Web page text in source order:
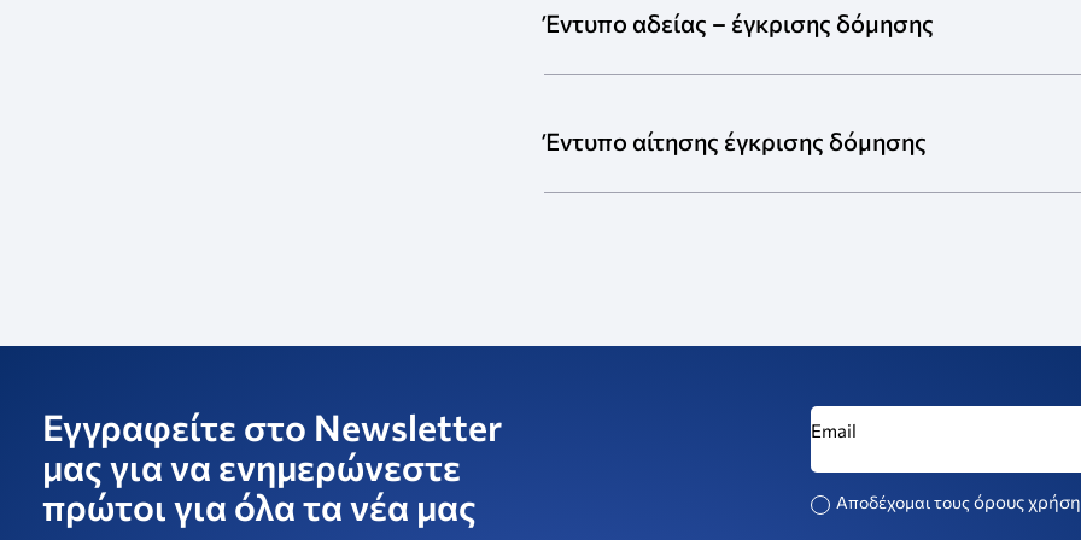
Έντυπο αδείας – έγκρισης δόμησης
Έντυπο αίτησης έγκρισης δόμησης
Εγγραφείτε στο Newsletter
μας για να ενημερώνεστε
πρώτοι για όλα τα νέα μας
Αποδέχομαι τουςόρους